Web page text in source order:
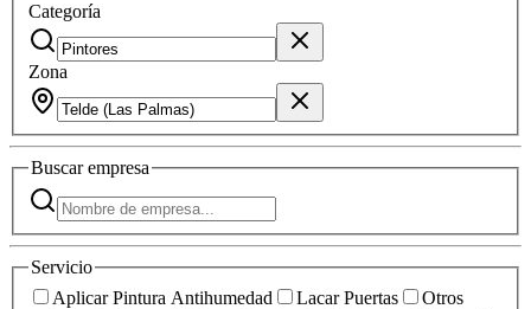
Categoría
Zona
Buscarempresa
Servicio
Aplicar Pintura Antihumedad
Lacar Puertas
Otros